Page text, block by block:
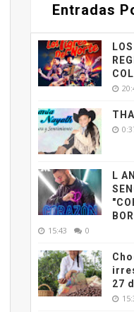
Entradas
L
15:43 0
27